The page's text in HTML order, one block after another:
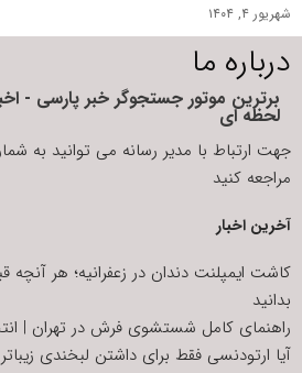
شهریور ۴, ۱۴۰۴
درباره ما
برترین موتور جستجوگر خبر پارسی -
لحظه ای
مراجعه کنید
آخرین اخبار
کاشت ایمپلنت دندان در زعفرانیه؛ هر آنچه
بدانید
راهنمای کامل شستشوی فرش در تهران |
آیا ارتودنسی فقط برای داشتن لبخندی